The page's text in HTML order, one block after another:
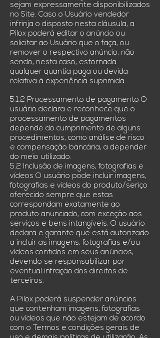
sejam expressamente disponibilizados
no Site. Caso o Usuário vendedor
infrinja o disposto nesta cláusula, a
Pilox poderá editar o anúncio ou
solicitar ao Usuário que o faça, ou
remover o respectivo anúncio, não
sendo, nesta caso, estornada
qualquer quantia paga ou devida
relativa à experiência suprimida.
5.1.2 Processamento de pagamento O
usuário declara e reconhece que o
processamento de pagamentos
depende do cumprimento de alguns
procedimentos, como análise de risco
e compensação bancária, a depender
do meio utilizado.
5.2 Inclusão de imagens, fotografias e
vídeos O usuário pode incluir imagens,
fotografias e vídeos do produto/seriço
oferecido sempre que estas
correspondam exatamente ao
produto anunciado, com exceção aos
serviços e bens intangíveis. O usuário
declara e garante que está autorizado
a incluir as imagens, fotografias e/ou
vídeos contidos em seus anúncios,
devendo se responsabilizar por
eventual infração dos direitos de
terceiros.
A Pilox poderá suspender anúncios
que contenham imagens, fotografias
ou vídeos que não estejam de acordo
com o Termos e condições gerais de